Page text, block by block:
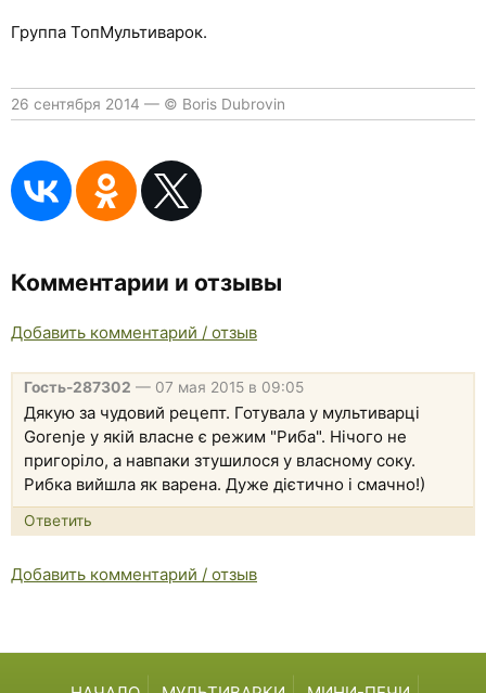
Группа ТопМультиварок.
26 сентября 2014 — © Boris Dubrovin
Комментарии и отзывы
Добавить комментарий / отзыв
Гость-287302 — 07 мая 2015 в 09:05
Дякую за чудовий рецепт. Готувала у мультиварці
Gorenje у якій власне є режим "Риба". Нічого не
пригоріло, а навпаки зтушилося у власному соку.
Рибка вийшла як варена. Дуже дієтично і смачно!)
Ответить
Добавить комментарий / отзыв